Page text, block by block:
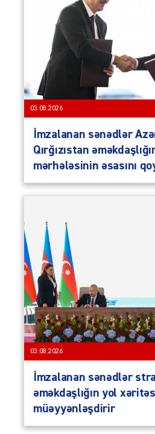
03.08.2026
İmzalanan sənədlər
Qırğızıstan
mərhələsinin əsasını
03.08.2026
İmzalanan sənədlər
əməkdaşlığın yol
müəyyənləşdirir